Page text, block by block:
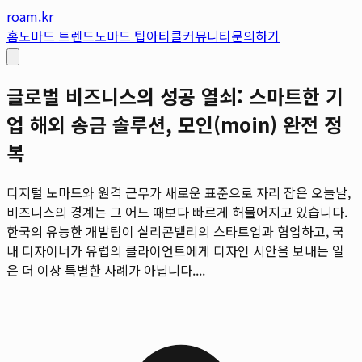
roam.kr
홈노마드 트렌드노마드 팁아티클커뮤니티문의하기
글로벌 비즈니스의 성공 열쇠: 스마트한 기
업 해외 송금 솔루션, 모인(moin) 완전 정
복
디지털 노마드와 원격 근무가 새로운 표준으로 자리 잡은 오늘날,
비즈니스의 경계는 그 어느 때보다 빠르게 허물어지고 있습니다.
한국의 유능한 개발팀이 실리콘밸리의 스타트업과 협업하고, 국
내 디자이너가 유럽의 클라이언트에게 디자인 시안을 보내는 일
은 더 이상 특별한 사례가 아닙니다....